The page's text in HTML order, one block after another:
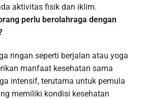
aktivitas fisik dan iklim.
perlu berolahraga dengan
ringan seperti berjalan atau yoga
manfaat kesehatan sama
intensif, terutama untuk pemula
memiliki kondisi kesehatan